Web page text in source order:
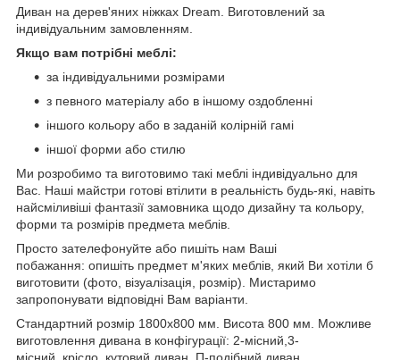
Диван на дерев'яних ніжках Dream. Виготовлений за
індивідуальним замовленням.
Якщо вам потрібні меблі:
за індивідуальними розмірами
з певного матеріалу або в іншому оздобленні
іншого кольору або в заданій колірній гамі
іншої форми або стилю
Ми розробимо та виготовимо такі меблі індивідуально для
Вас. Наші майстри готові втілити в реальність будь-які, навіть
найсміливіші фантазії замовника щодо дизайну та кольору,
форми та розмірів предмета меблів.
Просто зателефонуйте або пишіть нам Ваші
побажання: опишіть предмет м'яких меблів, який Ви хотіли б
виготовити (фото, візуалізація, розмір). Мистаримо
запропонувати відповідні Вам варіанти.
Стандартний розмір 1800х800 мм. Висота 800 мм. Можливе
виготовлення дивана в конфігурації: 2-місний,3-
місний, крісло, кутовий диван, П-подібний диван.